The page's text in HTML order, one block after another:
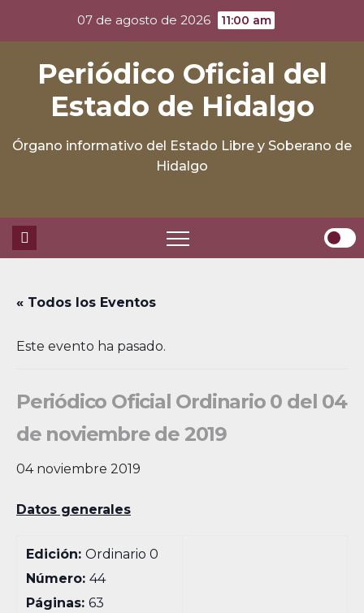
07 de agosto de 2026 11:00 am
Periódico Oficial del
Estado de Hidalgo
Órgano informativo del Estado Libre y Soberano de
Hidalgo
« Todos los Eventos
Este evento ha pasado.
Periódico Oficial Ordinario 0 del 04
de noviembre de 2019
04 noviembre 2019
Datos generales
Edición:Ordinario 0
Número:44
Páginas:63